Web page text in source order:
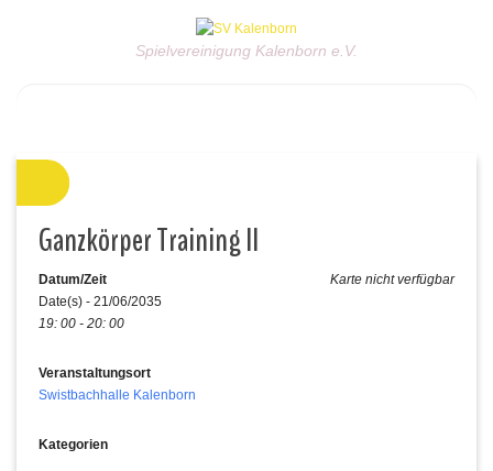
Spielvereinigung Kalenborn e.V.
Ganzkörper Training II
Karte nicht verfügbar
Datum/Zeit
Date(s) - 21/06/2035
19: 00 - 20: 00
Veranstaltungsort
Swistbachhalle Kalenborn
Kategorien